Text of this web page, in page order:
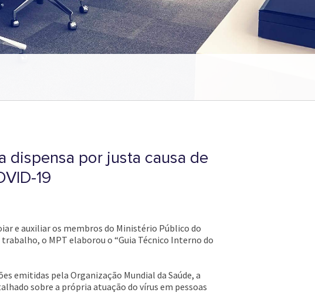
dispensa por justa causa de
19
e auxiliar os membros do Ministério Público do
o MPT elaborou o “Guia Técnico Interno do
emitidas pela Organização Mundial da Saúde, a
sobre a própria atuação do vírus em pessoas